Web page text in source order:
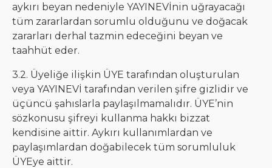
aykırı beyan nedeniyle YAYINEVİnin uğrayacağı
tüm zararlardan sorumlu olduğunu ve doğacak
zararları derhal tazmin edeceğini beyan ve
taahhüt eder.
3.2. Üyeliğe ilişkin ÜYE tarafından oluşturulan
veya YAYINEVİ tarafından verilen şifre gizlidir ve
üçüncü şahıslarla paylaşılmamalıdır. ÜYE’nin
sözkonusu şifreyi kullanma hakkı bizzat
kendisine aittir. Aykırı kullanımlardan ve
paylaşımlardan doğabilecek tüm sorumluluk
ÜYEye aittir.